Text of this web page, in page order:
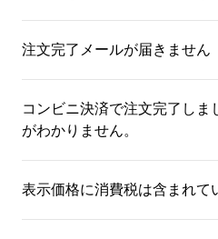
注文完了メールが届きません
コンビニ決済で注文完了しま
がわかりません。
表示価格に消費税は含まれて